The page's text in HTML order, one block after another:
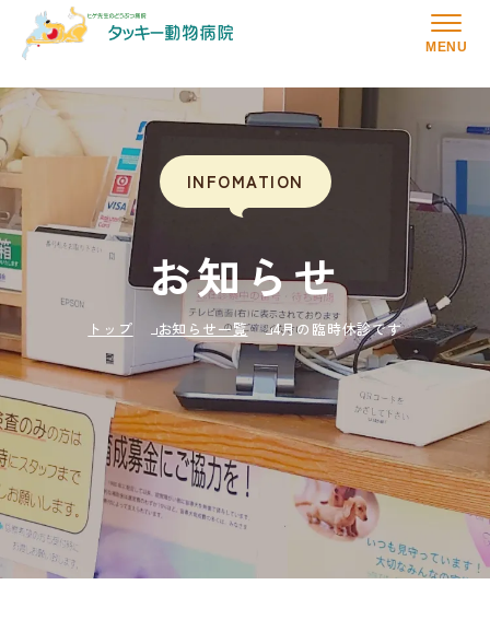
MENU
INFOMATION
お知らせ
トップ お知らせ一覧 4月の臨時休診です